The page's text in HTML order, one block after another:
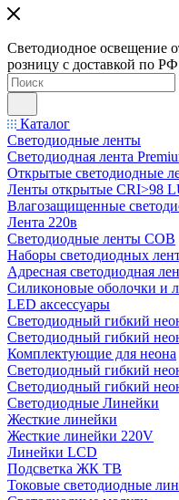
Светодиодное освещение
розницу с доставкой по
Каталог
Светодиодные ленты
Светодиодная лента
Открытые светодиодные
Ленты открытые CRI>98
Влагозащищенные
Лента 220в
Светодиодные ленты COB
Наборы светодиодных
Адресная светодиодная
Силиконовые оболочки и
LED аксессуары
Светодиодный гибкий
Светодиодный гибкий
Комплектующие для неона
Светодиодный гибкий
Светодиодный гибкий
Светодиодные Линейки
Жесткие линейки
Жесткие линейки 220V
Линейки LCD
Подсветка ЖК ТВ
Токовые светодиодные